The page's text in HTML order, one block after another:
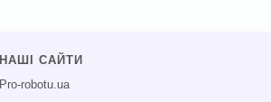
НАШІ САЙТИ
Pro-robotu.ua